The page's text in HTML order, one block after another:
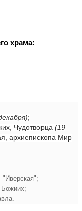
храма:
;
Чудотворца (19
архиепископа Мир
Божиих;